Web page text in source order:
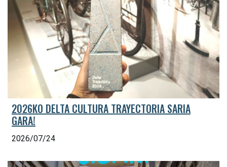
2026KO DELTA CULTURA TRAYECTORIA SARIA
GARA!
2026/07/24